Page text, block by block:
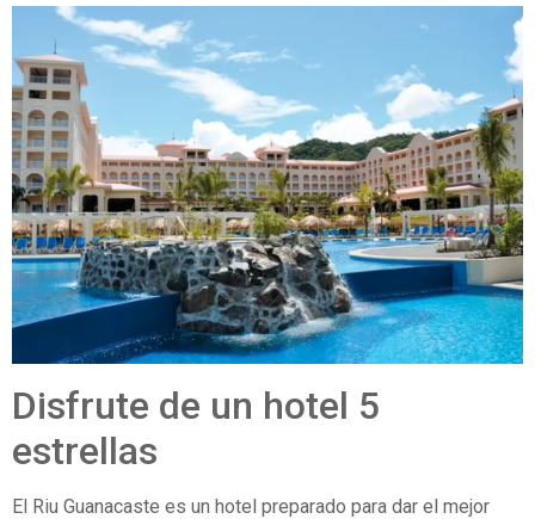
Disfrute de un hotel 5
estrellas
El Riu Guanacaste es un hotel preparado para dar el mejor